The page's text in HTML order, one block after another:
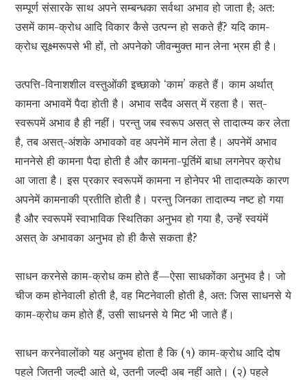
सम्पूर्ण संसारके साथ अपने सम्बन्धका सर्वथा अभाव हो जाता है; अत:
उसमें काम-क्रोध आदि विकार कैसे उत्पन्न हो सकते हैं? यदि काम-
क्रोध सूक्ष्मरूपसे भी हों, तो अपनेको जीवन्मुक्त मान लेना भ्रम ही है।
उत्पत्ति-विनाशशील वस्तुओंकी इच्छाको ‘काम’ कहते हैं। काम अर्थात्
कामना अभावमें पैदा होती है। अभाव सदैव असत् में रहता है। सत्-
स्वरूपमें अभाव है ही नहीं। परन्तु जब स्वरूप असत् से तादात्म्य कर लेता
है, तब असत्-अंशके अभावको वह अपनेमें मान लेता है। अपनेमें अभाव
माननेसे ही कामना पैदा होती है और कामना-पूर्तिमें बाधा लगनेपर क्रोध
आ जाता है। इस प्रकार स्वरूपमें कामना न होनेपर भी तादात्म्यके कारण
अपनेमें कामनाकी प्रतीति होती है। परन्तु जिनका तादात्म्य नष्ट हो गया
है और स्वरूपमें स्वाभाविक स्थितिका अनुभव हो गया है, उन्हें स्वयंमें
असत् के अभावका अनुभव हो ही कैसे सकता है?
साधन करनेसे काम-क्रोध कम होते हैं—ऐसा साधकोंका अनुभव है। जो
चीज कम होनेवाली होती है, वह मिटनेवाली होती है, अत: जिस साधनसे ये
काम-क्रोध कम होते हैं, उसी साधनसे ये मिट भी जाते हैं।
साधन करनेवालोंको यह अनुभव होता है कि (१) काम-क्रोध आदि दोष
पहले जितनी जल्दी आते थे, उतनी जल्दी अब नहीं आते। (२) पहले